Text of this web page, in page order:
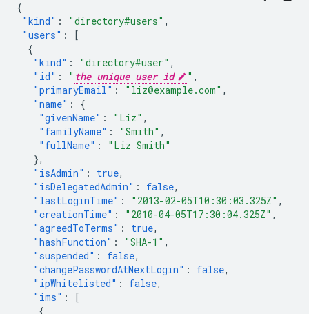
{
"kind" : "directory#users" ,
"users" :
[
{
"kind" : "directory#user" ,
"id" : " the unique user id " ,
"primaryEmail" : "liz@example.com" ,
"name" :
{
"givenName" : "Liz" ,
"familyName" : "Smith" ,
"fullName" :
"Liz Smith"
},
"isAdmin" : true,
"isDelegatedAdmin" : false,
"lastLoginTime" : "2013-02-05T10:30:03.325Z" ,
"creationTime" : "2010-04-05T17:30:04.325Z" ,
"agreedToTerms" : true,
"hashFunction" : "SHA-1" ,
"suspended" : false,
"changePasswordAtNextLogin" : false,
"ipWhitelisted" : false,
"ims" :
[
{